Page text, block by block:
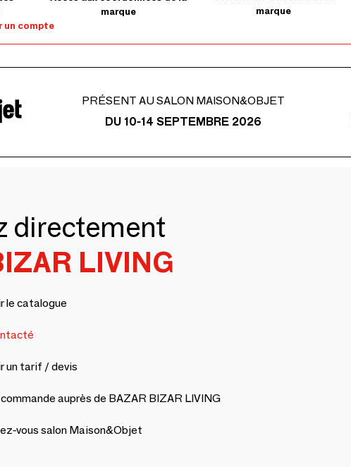
marque
marque
un compte
PRÉSENT AU SALON MAISON&OBJET
DU 10-14 SEPTEMBRE 2026
directement
LIVING
le catalogue
un tarif / devis
auprès de BAZAR BIZAR LIVING
vous salon Maison&Objet